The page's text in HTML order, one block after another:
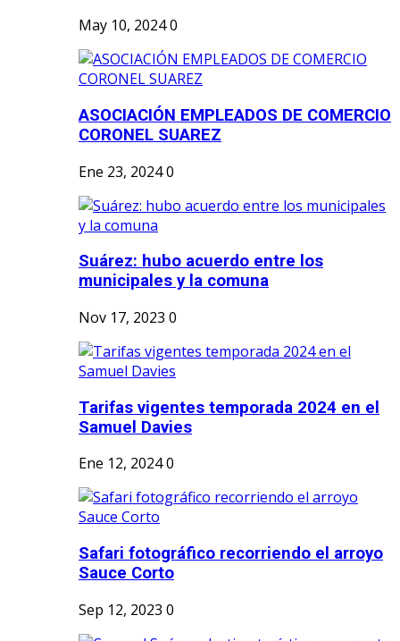
May 10, 20240
ASOCIACIÓN EMPLEADOS DE COMERCIO
CORONEL SUAREZ
Ene 23, 20240
Suárez: hubo acuerdo entre los
municipales y la comuna
Nov 17, 2023 0
Tarifas vigentes temporada 2024 en el
Samuel Davies
Ene 12, 20240
Safari fotográfico recorriendo el arroyo
Sauce Corto
Sep 12, 2023 0